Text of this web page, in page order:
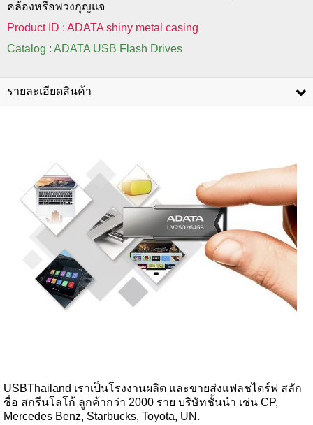
คล้องหรือพวงกุญแจ
Product ID : ADATA shiny metal casing
Catalog : ADATA USB Flash Drives
รายละเอียดสินค้า
USBThailand เราเป็นโรงงานผลิต และขายส่งแฟลชไดร์ฟ สลัก
ชื่อ สกรีนโลโก้ ลูกค้ากว่า 2000 ราย บริษัทชั้นนำ เช่น CP,
Mercedes Benz, Starbucks, Toyota, UN.